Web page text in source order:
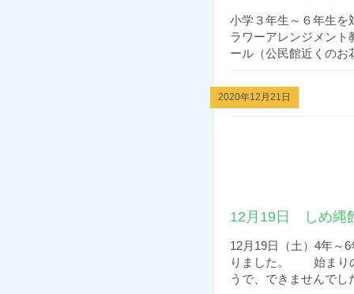
小学３年生～６年生
ラワーアレンジメン
ール（公民館近くのお
2020年12月21日
12月19日 しめ縄
12月19日（土）4年～
りました。 始まり
うで、できませんでし